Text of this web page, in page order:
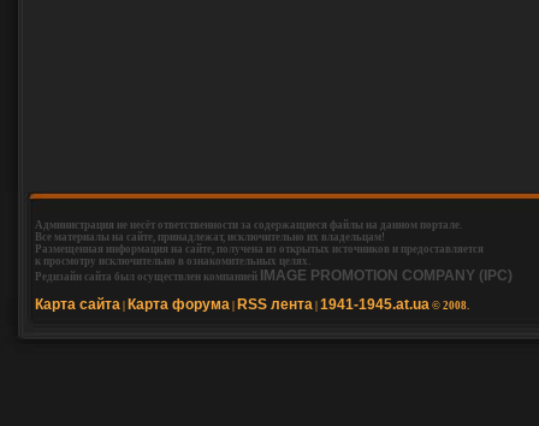
Администрация не несёт ответственности за содержащиеся файлы на данном портале.
Все материалы на сайте, принадлежат, исключительно их владельцам!
Размещенная информация на сайте, получена из открытых источников и предоставляется
к просмотру исключительно в ознакомительных целях.
Редизайн сайта был осуществлен компанией
IMAGE PROMOTION COMPANY (IPC)
Карта сайта Карта форума RSS лента 1941-1945.at.ua © 2008.